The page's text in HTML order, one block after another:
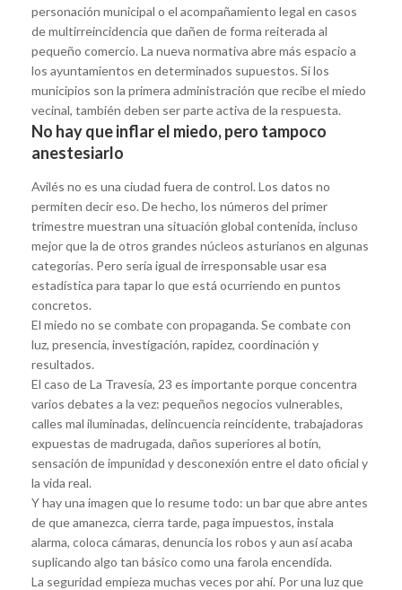
personación municipal o el acompañamiento legal en casos
de multirreincidencia que dañen de forma reiterada al
pequeño comercio. La nueva normativa abre más espacio a
los ayuntamientos en determinados supuestos. Si los
municipios son la primera administración que recibe el miedo
vecinal, también deben ser parte activa de la respuesta.
No hay que inflar el miedo, pero tampoco
anestesiarlo
Avilés no es una ciudad fuera de control. Los datos no
permiten decir eso. De hecho, los números del primer
trimestre muestran una situación global contenida, incluso
mejor que la de otros grandes núcleos asturianos en algunas
categorías. Pero sería igual de irresponsable usar esa
estadística para tapar lo que está ocurriendo en puntos
concretos.
El miedo no se combate con propaganda. Se combate con
luz, presencia, investigación, rapidez, coordinación y
resultados.
El caso de La Travesía, 23 es importante porque concentra
varios debates a la vez: pequeños negocios vulnerables,
calles mal iluminadas, delincuencia reincidente, trabajadoras
expuestas de madrugada, daños superiores al botín,
sensación de impunidad y desconexión entre el dato oficial y
la vida real.
Y hay una imagen que lo resume todo: un bar que abre antes
de que amanezca, cierra tarde, paga impuestos, instala
alarma, coloca cámaras, denuncia los robos y aun así acaba
suplicando algo tan básico como una farola encendida.
La seguridad empieza muchas veces por ahí. Por una luz que